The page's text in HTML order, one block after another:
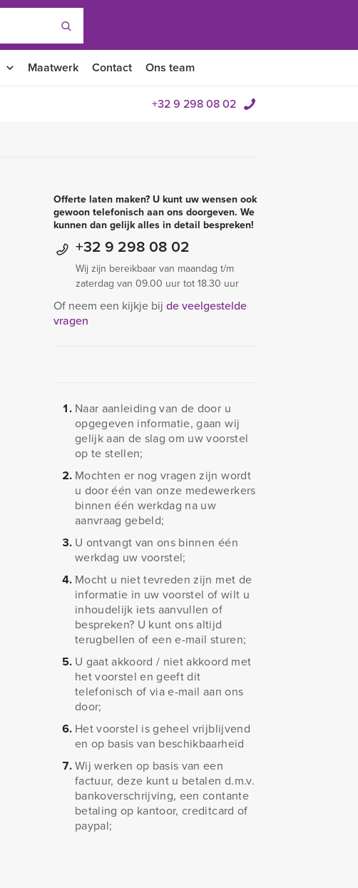
Maatwerk Contact Ons team
+32 9 298 08 02
Offerte laten maken? U kunt uw wensen ook
gewoon telefonisch aan ons doorgeven. We
kunnen dan gelijk alles in detail bespreken!
+32 9 298 08 02
Wij zijn bereikbaar van maandag t/m
zaterdag van 09.00 uur tot 18.30 uur
Of neem een kijkje bij de veelgestelde
vragen
Naar aanleiding van de door u
opgegeven informatie, gaan wij
gelijk aan de slag om uw voorstel
op te stellen;
Mochten er nog vragen zijn wordt
u door één van onze medewerkers
binnen één werkdag na uw
aanvraag gebeld;
U ontvangt van ons binnen één
werkdag uw voorstel;
Mocht u niet tevreden zijn met de
informatie in uw voorstel of wilt u
inhoudelijk iets aanvullen of
bespreken? U kunt ons altijd
terugbellen of een e-mail sturen;
U gaat akkoord / niet akkoord met
het voorstel en geeft dit
telefonisch of via e-mail aan ons
door;
Het voorstel is geheel vrijblijvend
en op basis van beschikbaarheid
Wij werken op basis van een
factuur, deze kunt u betalen d.m.v.
bankoverschrijving, een contante
betaling op kantoor, creditcard of
paypal;